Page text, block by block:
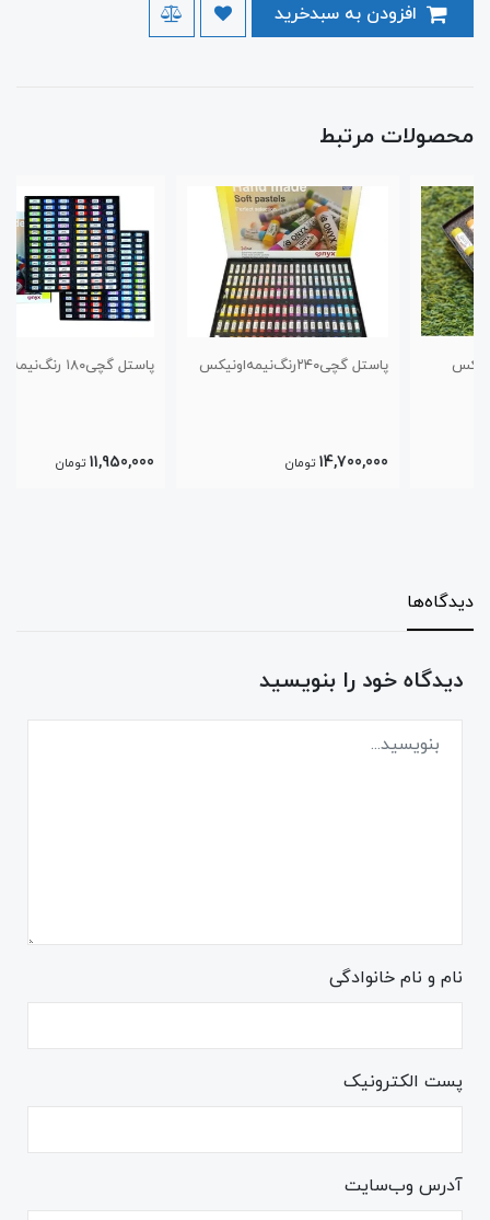
محصولات مرتبط
پاستل گچی‌۲۴۰‌رنگ‌نیمه‌اونیکس
تومان
پاستل گچی‌۱۸۰ رنگ‌نیمه‌اونیکس
تومان
دیدگاه‌ها
دیدگاه خود را بنویسید
نام و نام خانوادگی
پست الکترونیک
آدرس وب‌سایت